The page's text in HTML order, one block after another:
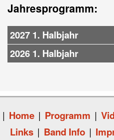
Jahresprogramm:
2027 1. Halbjahr
2026 1. Halbjahr
| Home | Programm |
Links | Band Info |